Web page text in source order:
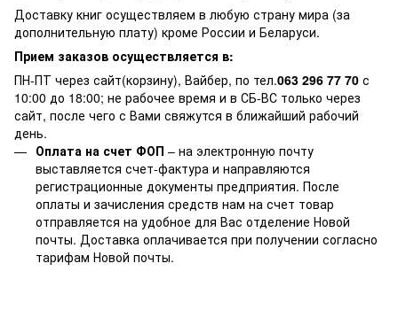
Доставку книг осуществляем в любую страну мира (за
дополнительную плату) кроме России и Беларуси.
Прием заказов осуществляется в:
ПН-ПТ через сайт(корзину), Вайбер, по тел.063 296 77 70 с
10:00 до 18:00; не рабочее время и в СБ-ВС только через
сайт, после чего с Вами свяжутся в ближайший рабочий
день.
Оплата на счет ФОП – на электронную почту
выставляется счет-фактура и направляются
регистрационные документы предприятия. После
оплаты и зачисления средств нам на счет товар
отправляется на удобное для Вас отделение Новой
почты. Доставка оплачивается при получении согласно
тарифам Новой почты.